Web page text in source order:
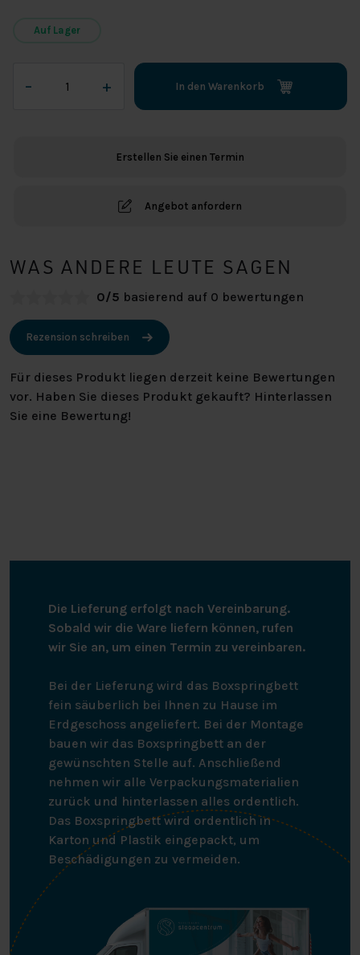
Auf Lager
–
Hadise
+ In den Warenkorb
Erstellen Sie einen Termin
Angebot anfordern
WAS ANDERE LEUTE SAGEN
0/5 basierend auf 0 bewertungen
Rezension schreiben
Für dieses Produkt liegen derzeit keine Bewertungen
vor. Haben Sie dieses Produkt gekauft? Hinterlassen
Sie eine Bewertung!
Die Lieferung erfolgt nach Vereinbarung.
Sobald wir die Ware liefern können, rufen
wir Sie an, um einen Termin zu vereinbaren.
Bei der Lieferung wird das Boxspringbett
fein säuberlich bei Ihnen zu Hause im
Erdgeschoss angeliefert. Bei der Montage
bauen wir das Boxspringbett an der
gewünschten Stelle auf. Anschließend
nehmen wir alle Verpackungsmaterialien
zurück und hinterlassen alles ordentlich.
Das Boxspringbett wird ordentlich in
Karton und Plastik eingepackt, um
Beschädigungen zu vermeiden.